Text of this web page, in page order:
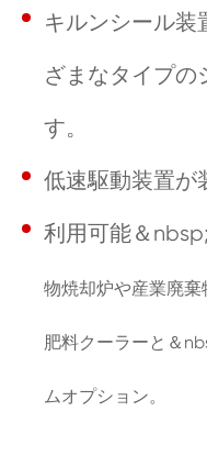
キルンシール装
ざまなタイプの
す。
低速駆動装置が
利用可能＆nbsp;
物焼却炉や産業廃
肥料クーラーと＆
ムオプション。